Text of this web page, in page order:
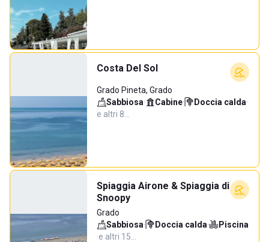
Costa Del Sol
Grado Pineta, Grado
Sabbiosa· Cabine· Doccia calda·
e altri 8…
Spiaggia Airone & Spiaggia di
Snoopy
Grado
Sabbiosa· Doccia calda·
Piscina
·e altri 15…